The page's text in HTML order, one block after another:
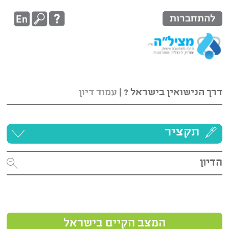
להתחברות
דרך הנישואין בישראל ? | עמוד דיון
תקציר
הדיון
המצב הקיים בישראל